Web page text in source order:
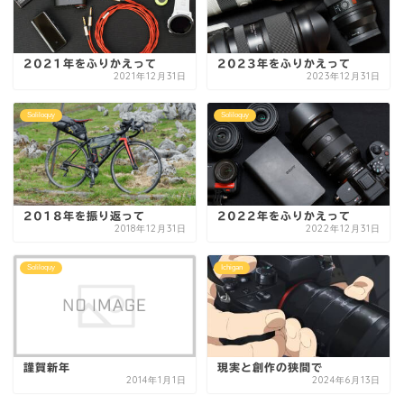
2021年をふりかえって
2021年12月31日
2023年をふりかえって
2023年12月31日
Soliloquy
2018年を振り返って
2018年12月31日
Soliloquy
2022年をふりかえって
2022年12月31日
Soliloquy
謹賀新年
2014年1月1日
Ichigan
現実と創作の狭間で
2024年6月13日